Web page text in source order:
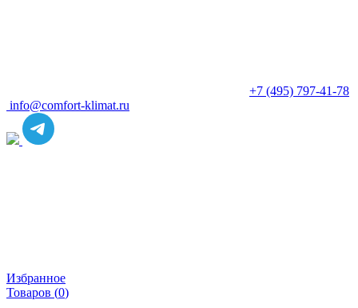
+7 (495) 797-41-78
info@comfort-klimat.ru
Избранное
Товаров (0)